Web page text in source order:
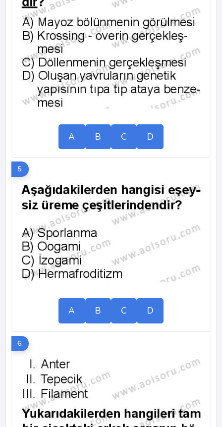
A B C D
5.
A B C D
6.